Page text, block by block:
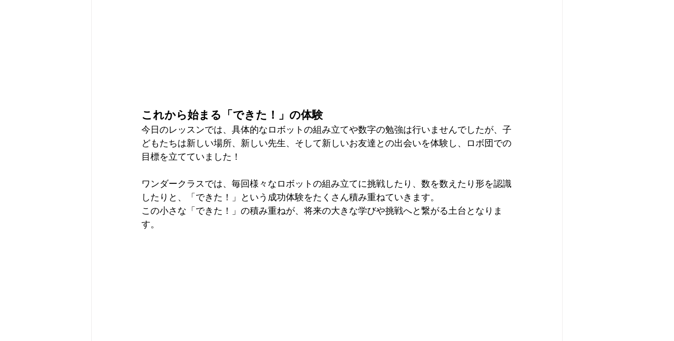
これから始まる「できた！」の体験
今日のレッスンでは、具体的なロボットの組み立てや数字の勉強は行いませんでしたが、子
どもたちは新しい場所、新しい先生、そして新しいお友達との出会いを体験し、ロボ団での
目標を立てていました！
ワンダークラスでは、毎回様々なロボットの組み立てに挑戦したり、数を数えたり形を認識
したりと、「できた！」という成功体験をたくさん積み重ねていきます。
この小さな「できた！」の積み重ねが、将来の大きな学びや挑戦へと繋がる土台となりま
す。